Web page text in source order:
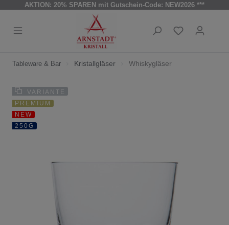
AKTION: 20% SPAREN mit Gutschein-Code: NEW2026 ***
Tableware & Bar Kristallgläser Whiskygläser
VARIANTE
PREMIUM
NEW
250G